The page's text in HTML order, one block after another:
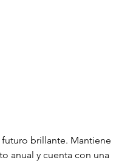
brillante. Mantiene
anual y cuenta con una